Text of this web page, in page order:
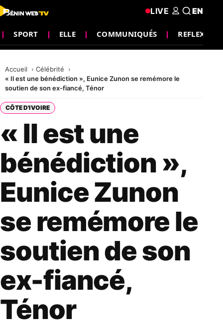
SPORT ELLE COMMUNIQUÉS REFLEXION
LIVE EN
Accueil
Célébrité
« Il est une bénédiction », Eunice Zunon se remémore le
soutien de son ex-fiancé, Ténor
CÔTE D'IVOIRE
« Il est une
bénédiction »,
Eunice Zunon
se remémore le
soutien de son
ex-fiancé,
Ténor